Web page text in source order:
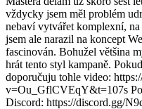
vždycky jsem měl problém
nebaví vytvářet komplexní,
jsem ale narazil na koncept
fascinován. Bohužel většina
hrát tento styl kampaně.
doporučuju tohle video:
v=Ou_GflCVEqY&t=107s
Discord: https://discord.gg/